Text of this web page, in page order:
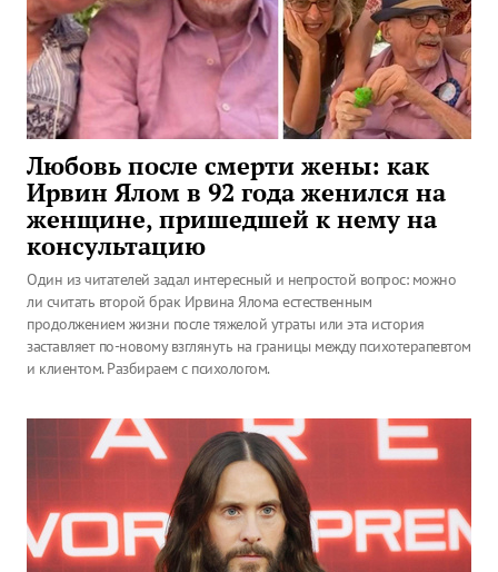
Любовь после смерти жены: как
Ирвин Ялом в 92 года женился на
женщине, пришедшей к нему на
консультацию
Один из читателей задал интересный и непростой вопрос: можно
ли считать второй брак Ирвина Ялома естественным
продолжением жизни после тяжелой утраты или эта история
заставляет по-новому взглянуть на границы между психотерапевтом
и клиентом. Разбираем с психологом.